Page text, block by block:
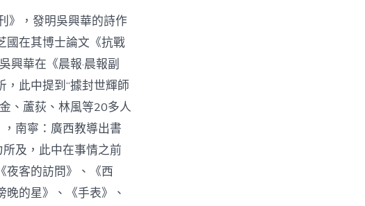
》，發明吳興華的詩作
國在其博士論文《抗戰
興華在《晨報·晨報副
此中提到“據封世輝師
、蘆荻、林風等20多人
南寧：廣西教導出書
及，此中在事情之前
夜客的訪問》、《西
的星》、《手表》、